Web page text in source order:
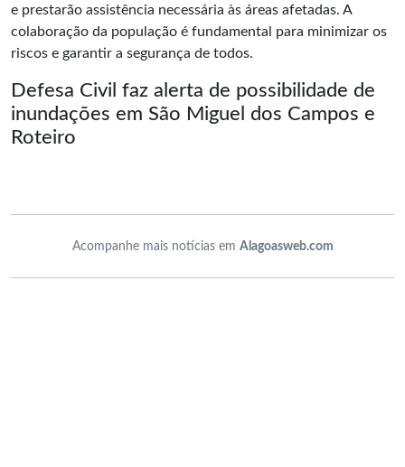
e prestarão assistência necessária às áreas afetadas. A
colaboração da população é fundamental para minimizar os
riscos e garantir a segurança de todos.
Defesa Civil faz alerta de possibilidade de
inundações em São Miguel dos Campos e
Roteiro
Acompanhe mais notícias em Alagoasweb.com